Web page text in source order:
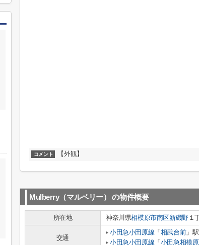
コメント 【外観】
Mulberry（マルベリー） の物件概要
所在地 神奈川県相模原市南区新磯野１
交通
小田急小田原線 「 相武台前」
小田急小田原線 「 小田急相模原